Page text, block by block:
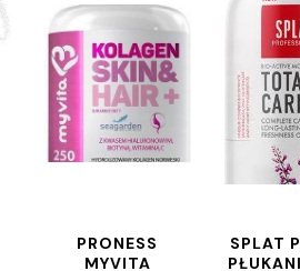
PRONESS
MYVITA
SPLAT